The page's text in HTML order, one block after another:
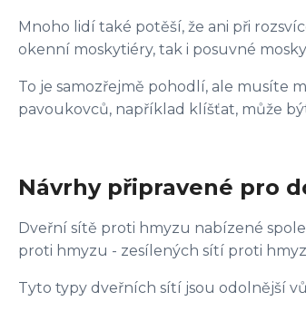
Mnoho lidí také potěší, že ani při
okenní moskytiéry, tak i posuvné
To je samozřejmě pohodlí, ale musíte
pavoukovců, například klíšťat, může
Návrhy připravené pro
Dveřní sítě proti hmyzu nabízené
proti hmyzu - zesílených sítí proti
Tyto typy dveřních sítí jsou odolnější